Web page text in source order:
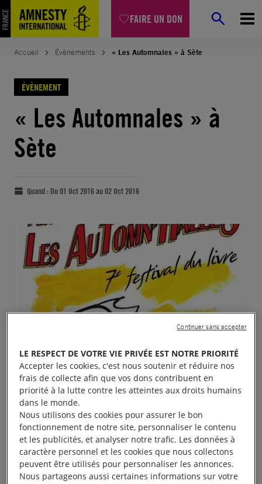
FAIRE UN DON
Accueil Évènements « Les Automnales » à Sète
ÉVÈNEMENT
« Les Automnales » à
Sète
Quand : Du 01 Oct 2016 au 02 Oct 2016
LE RESPECT DE VOTRE VIE PRIVÉE EST NOTRE PRIORITÉ
Accepter les cookies, c'est nous soutenir et réduire nos
frais de collecte afin que vos dons contribuent en
priorité à la lutte contre les atteintes aux droits humains
dans le monde.
Nous utilisons des cookies pour assurer le bon
fonctionnement de notre site, personnaliser le contenu
et les publicités, et analyser notre trafic. Les données à
caractère personnel et les cookies que nous collectons
peuvent être utilisés pour personnaliser les annonces.
Nous partageons aussi certaines informations sur votre
Continuer sans accepter